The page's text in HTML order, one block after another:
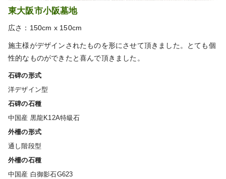
東大阪市小阪墓地
広さ：150cm x 150cm
施主様がデザインされたものを形にさせて頂きました。とても個
性的なものができたと喜んで頂きました。
石碑の形式
洋デザイン型
石碑の石種
中国産 黒龍K12A特級石
外柵の形式
通し階段型
外柵の石種
中国産 白御影石G623